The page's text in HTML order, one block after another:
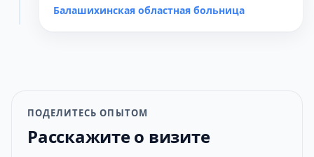
Балашихинская областная больница
ПОДЕЛИТЕСЬ ОПЫТОМ
Расскажите о визите